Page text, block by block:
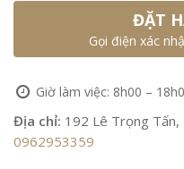
ĐẶT
Gọi điện xác
Giờ làm việc: 8h00 –
Địa chỉ: 192 Lê Trọng Tấn,
0962953359